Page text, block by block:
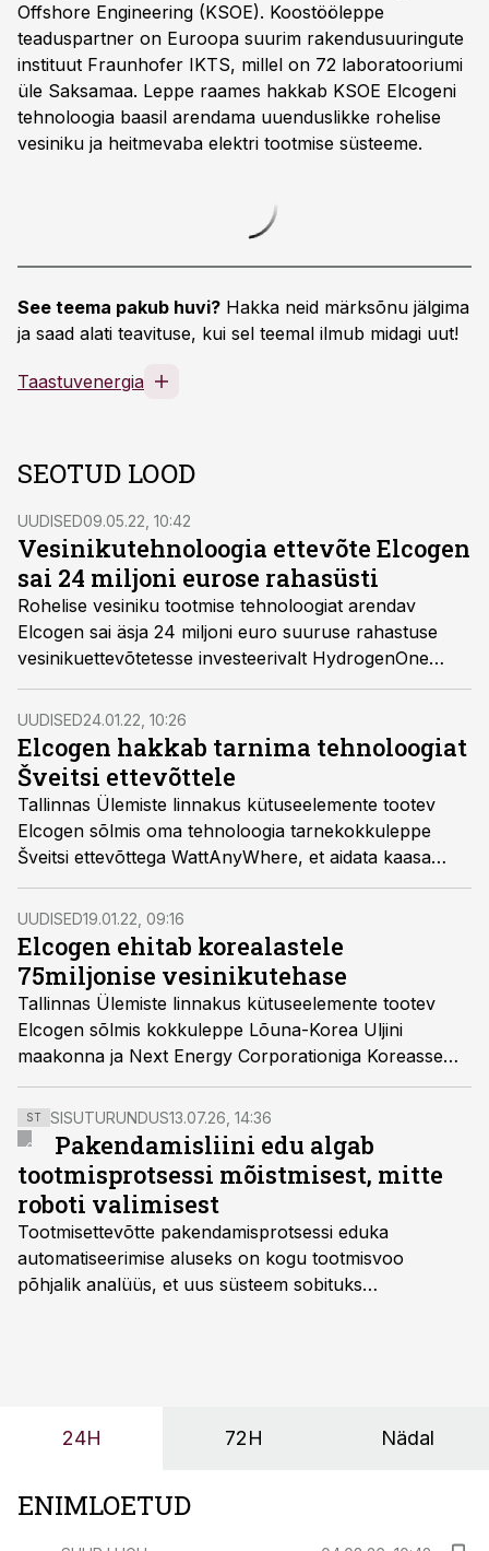
Offshore Engineering (KSOE). Koostööleppe
teaduspartner on Euroopa suurim rakendusuuringute
instituut Fraunhofer IKTS, millel on 72 laboratooriumi
üle Saksamaa. Leppe raames hakkab KSOE Elcogeni
tehnoloogia baasil arendama uuenduslikke rohelise
vesiniku ja heitmevaba elektri tootmise süsteeme.
See teema pakub huvi? Hakka neid märksõnu jälgima
ja saad alati teavituse, kui sel teemal ilmub midagi uut!
Taastuvenergia
SEOTUD LOOD
UUDISED09.05.22, 10:42
Vesinikutehnoloogia ettevõte Elcogen
sai 24 miljoni eurose rahasüsti
Rohelise vesiniku tootmise tehnoloogiat arendav
Elcogen sai äsja 24 miljoni euro suuruse rahastuse
vesinikuettevõtetesse investeerivalt HydrogenOne
Capital Growthilt. Elcogen suunab rahasüsti eelkõige
oma uue tehase ehitusse.
UUDISED24.01.22, 10:26
Elcogen hakkab tarnima tehnoloogiat
Šveitsi ettevõttele
Tallinnas Ülemiste linnakus kütuseelemente tootev
Elcogen sõlmis oma tehnoloogia tarnekokkuleppe
Šveitsi ettevõttega WattAnyWhere, et aidata kaasa
elektrisõidukite bioenergial töötavate laadimisjaamade
loomisele.
UUDISED19.01.22, 09:16
Elcogen ehitab korealastele
75miljonise vesinikutehase
Tallinnas Ülemiste linnakus kütuseelemente tootev
Elcogen sõlmis kokkuleppe Lõuna-Korea Uljini
maakonna ja Next Energy Corporationiga Koreasse
tehase ehitamiseks.
ST SISUTURUNDUS13.07.26, 14:36
Pakendamisliini edu algab
tootmisprotsessi mõistmisest, mitte
roboti valimisest
Tootmisettevõtte pakendamisprotsessi eduka
automatiseerimise aluseks on kogu tootmisvoo
põhjalik analüüs, et uus süsteem sobituks
OÜ tegevjuht Sander Mitendorf.
24H 72H Nädal
ENIMLOETUD